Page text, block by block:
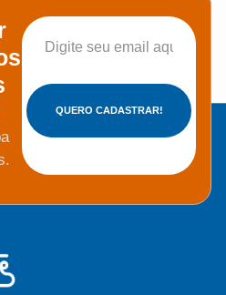
QUERO CADASTRAR!